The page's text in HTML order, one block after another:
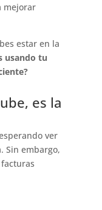
mejorar
estar en la
usando tu
es la
ver
Sin embargo,